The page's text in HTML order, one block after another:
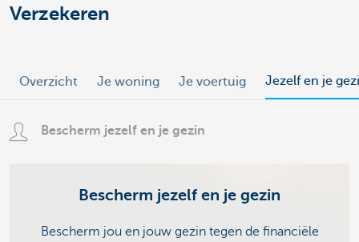
Verzekeren
Overzicht Je woning Je voertuig Jezelf en je
Bescherm jezelf en je gezin
Bescherm jezelf en je gezin
Bescherm jou en jouw gezin tegen de financiële